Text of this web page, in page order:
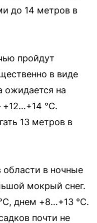
до 14 метров в
пройдут
в виде
ожидается на
+12…+14 °С.
13 метров в
области в ночные
мокрый снег.
днем +8…+13 °С.
почти не